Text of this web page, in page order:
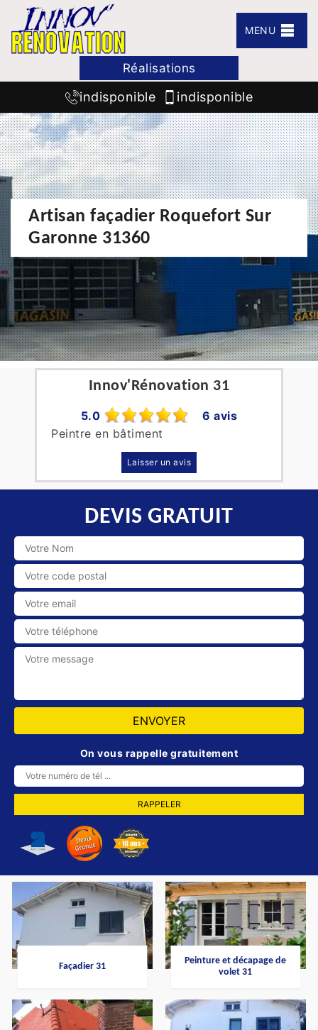
MENU
Réalisations
indisponible indisponible
Artisan façadier Roquefort Sur
Garonne 31360
Innov'Rénovation 31
5.0
6 avis
Peintre en bâtiment
Laisser un avis
DEVIS GRATUIT
On vous rappelle gratuitement
Façadier 31
Peinture et décapage de
volet 31